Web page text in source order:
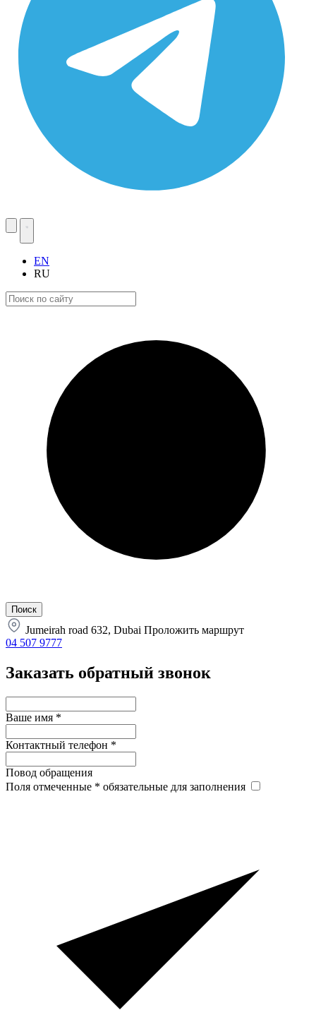
EN
RU
Jumeirah road 632, Dubai Проложить маршрут
04 507 9777
Заказать обратный звонок
Ваше имя *
Контактный телефон *
Повод обращения
Поля отмеченные * обязательные для заполнения